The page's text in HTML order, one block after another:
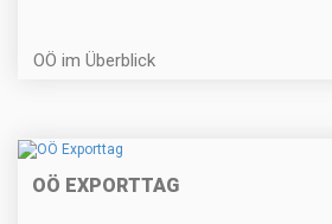
OÖ im Überblick
OÖ EXPORTTAG